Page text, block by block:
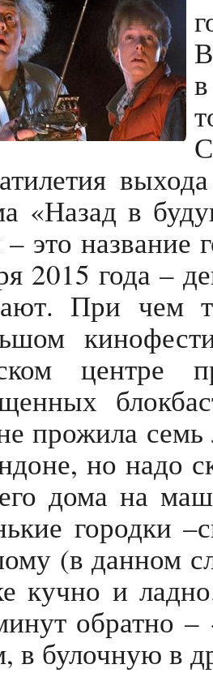
«Назад в
это название
2015 года –
При чем
центре
прожила
но надо
дома на
городки
(в данном
кучно и
обратно
в булочную в